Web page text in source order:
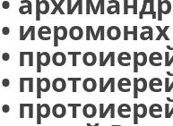
•
•
•
•